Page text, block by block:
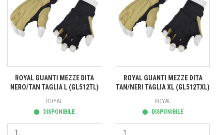
ROYAL GUANTI MEZZE DITA
NERO/TAN TAGLIA L (GL512TL)
ROYAL
DISPONIBILE
ROYAL GUANTI MEZZE DITA
TAN/NERI TAGLIA XL (GL512TXL)
ROYAL
DISPONIBILE